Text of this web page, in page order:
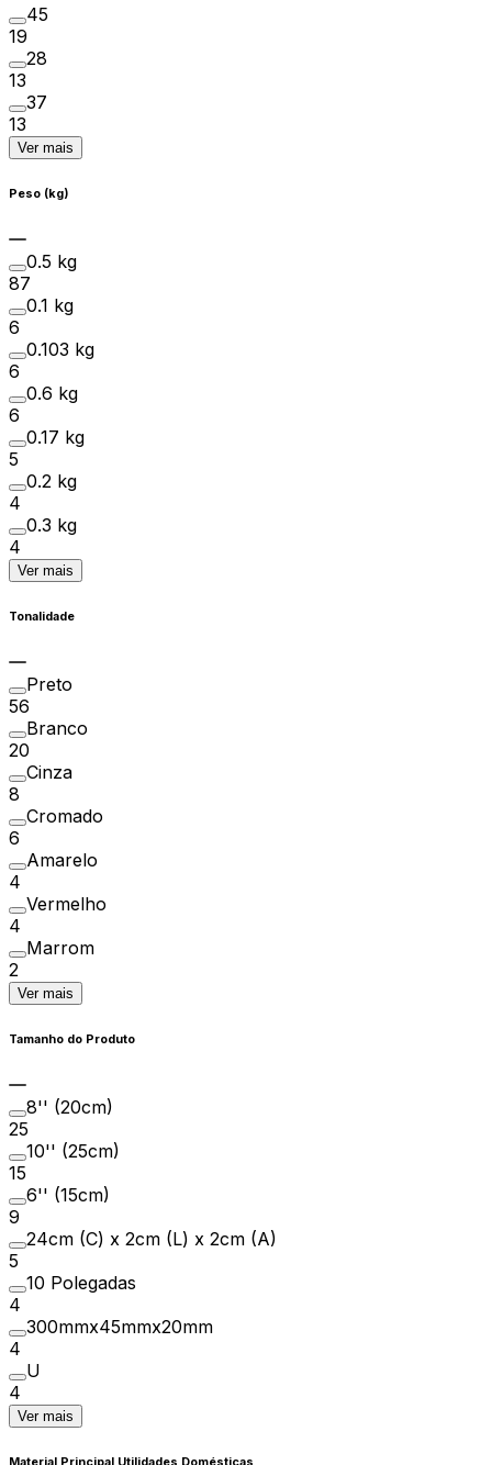
45
19
28
13
37
13
Ver mais
Peso (kg)
0.5 kg
87
0.1 kg
6
0.103 kg
6
0.6 kg
6
0.17 kg
5
0.2 kg
4
0.3 kg
4
Ver mais
Tonalidade
Preto
56
Branco
20
Cinza
8
Cromado
6
Amarelo
4
Vermelho
4
Marrom
2
Ver mais
Tamanho do Produto
8'' (20cm)
25
10'' (25cm)
15
6'' (15cm)
9
24cm (C) x 2cm (L) x 2cm (A)
5
10 Polegadas
4
300mmx45mmx20mm
4
U
4
Ver mais